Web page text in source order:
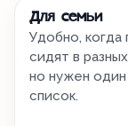
Для семьи
Удобно, когда
сидят в
но нужен
список.